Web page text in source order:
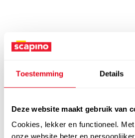
Toestemming Details
Deze website maakt gebruik van
Cookies, lekker en functioneel.
onze website beter en